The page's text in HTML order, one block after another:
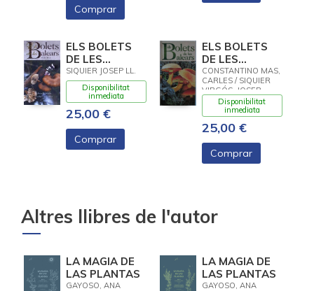
Comprar
ELS BOLETS
DE LES
BALEARS
VOLUM 2
SIQUIER JOSEP LL.
Disponibilitat
inmediata
25,00 €
Comprar
ELS BOLETS
DE LES
BALEARS 1
CONSTANTINO MAS,
CARLES / SIQUIER
VIRGÓS, JOSEP
LLEONARD
Disponibilitat
inmediata
25,00 €
Comprar
Altres llibres de l'autor
LA MAGIA DE
LAS PLANTAS
GAYOSO, ANA
LA MAGIA DE
LAS PLANTAS
GAYOSO, ANA